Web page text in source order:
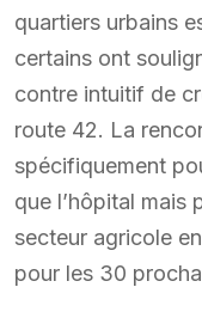
quartiers urbains
certains ont
contre intuitif de
route 42. La
spécifiquement
que l’hôpital mais
secteur agricole
pour les 30